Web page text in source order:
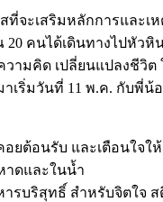
จะเสริมหลักการและ
20 คนได้เดินทางไปหัว
ามคิด เปลี่ยนแปลงชีวิ
เริ่มวันที่ 11 พ.ค. กับพี่
อยต้อนรับ และเตือนใจ
าดและในน้ำ
ารบริสุทธิ์ สำหรับจิตใจ